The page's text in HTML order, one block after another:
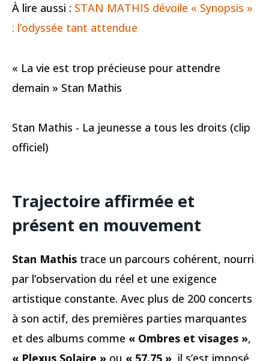
À lire aussi : STAN MATHIS dévoile « Synopsis »
: l’odyssée tant attendue
« La vie est trop précieuse pour attendre
demain » Stan Mathis
Stan Mathis - La jeunesse a tous les droits (clip
officiel)
Trajectoire affirmée et
présent en mouvement
Stan Mathis trace un parcours cohérent, nourri
par l’observation du réel et une exigence
artistique constante. Avec plus de 200 concerts
à son actif, des premières parties marquantes
et des albums comme « Ombres et visages »,
« Plexus Solaire » ou « 57.75 », il s’est imposé